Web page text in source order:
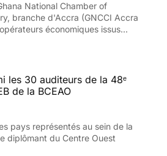
National Chamber of
branche d'Accra (GNCCI Accra
économiques issus...
les 30 auditeurs de la 48ᵉ
de la BCEAO
pays représentés au sein de la
diplômant du Centre Ouest